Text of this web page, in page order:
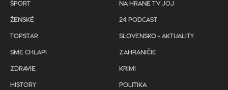
ŠPORT
ŽENSKÉ
TOPSTAR
SME CHLAPI
ZDRAVIE
HISTORY
NA HRANE TV JOJ
24 PODCAST
SLOVENSKO - AKTUALITY
ZAHRANIČIE
KRIMI
POLITIKA